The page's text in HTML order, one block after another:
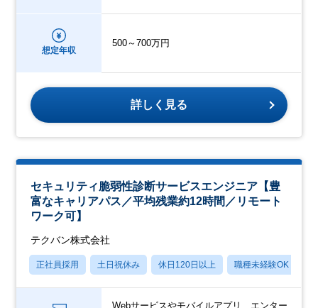
想定年収
500～700万円
詳しく見る
セキュリティ脆弱性診断サービスエンジニア【豊
富なキャリアパス／平均残業約12時間／リモート
ワーク可】
テクバン株式会社
正社員採用 土日祝休み 休日120日以上 職種未経験OK
Webサービスやモバイルアプリ、エンター